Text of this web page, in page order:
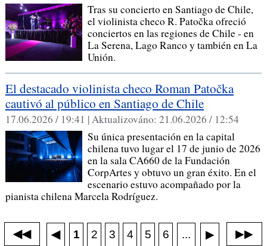
Tras su concierto en Santiago de Chile,
el violinista checo R. Patočka ofreció
conciertos en las regiones de Chile - en
La Serena, Lago Ranco y también en La
Unión.
El destacado violinista checo Roman Patočka
cautivó al público en Santiago de Chile
17.06.2026 / 19:41 |Aktualizováno: 21.06.2026 / 12:54
Su única presentación en la capital
chilena tuvo lugar el 17 de junio de 2026
en la sala CA660 de la Fundación
CorpArtes y obtuvo un gran éxito. En el
escenario estuvo acompañado por la
pianista chilena Marcela Rodríguez.
◀◀ ◀ 1 2 3 4 5 6 ... ▶ ▶▶